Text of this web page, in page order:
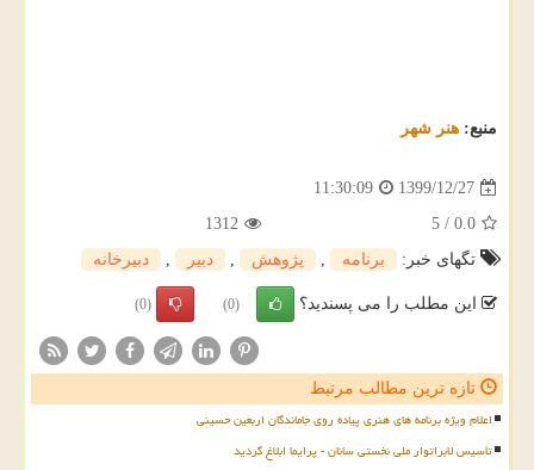
منبع: هنر شهر
1399/12/27
11:30:09
0.0
/
5
1312
تگهای خبر:
برنامه , پژوهش , دبیر , دبیرخانه
این مطلب را می پسندید؟ (0)
(0)
تازه ترین مطالب مرتبط
اعلام ویژه برنامه های هنری پیاده روی جاماندگان اربعین حسینی
تأسیس لابراتوار ملی نخستی سانان - پرایما ابلاغ گردید